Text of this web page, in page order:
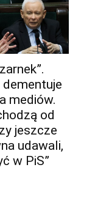
dementuje
mediów.
od
jeszcze
udawali,
w PiS”